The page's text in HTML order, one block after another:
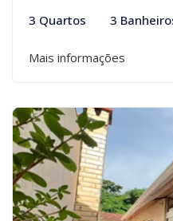
3 Quartos 3
Mais informações